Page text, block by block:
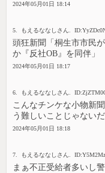
2024年05月01日 18:14
5. もえるななしさん.
頭狂新聞「桐生市市民
か『反社OB』を同伴」
2024年05月01日 18:17
6. もえるななしさん.
こんなチンケな小物新
う難しいことじゃない
2024年05月01日 18:18
7. もえるななしさん.
まぁ不正受給者多いし